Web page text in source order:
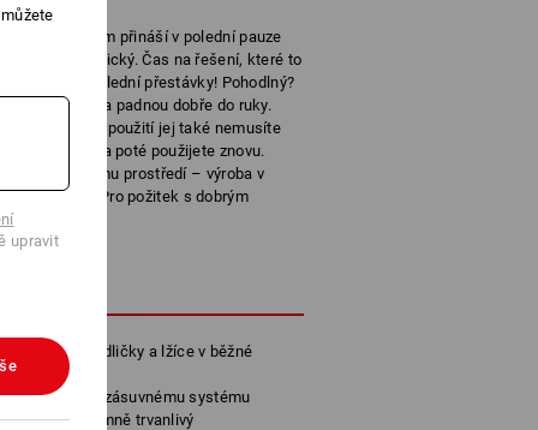
za rohem přináší v polední pauze
neekologický. Čas na řešení, které to
u žádné polední přestávky! Pohodlný?
jsou robustní a padnou dobře do ruky.
uvolní. A po použití jej také nemusíte
na nádobí a poté použijete znovu.
k životnímu prostředí – výroba v
bilanci CO². Pro požitek s dobrým
se z nože, vidličky a lžíce v běžné
inovativnímu zásuvnému systému
a extrémně trvanlivý
upravit